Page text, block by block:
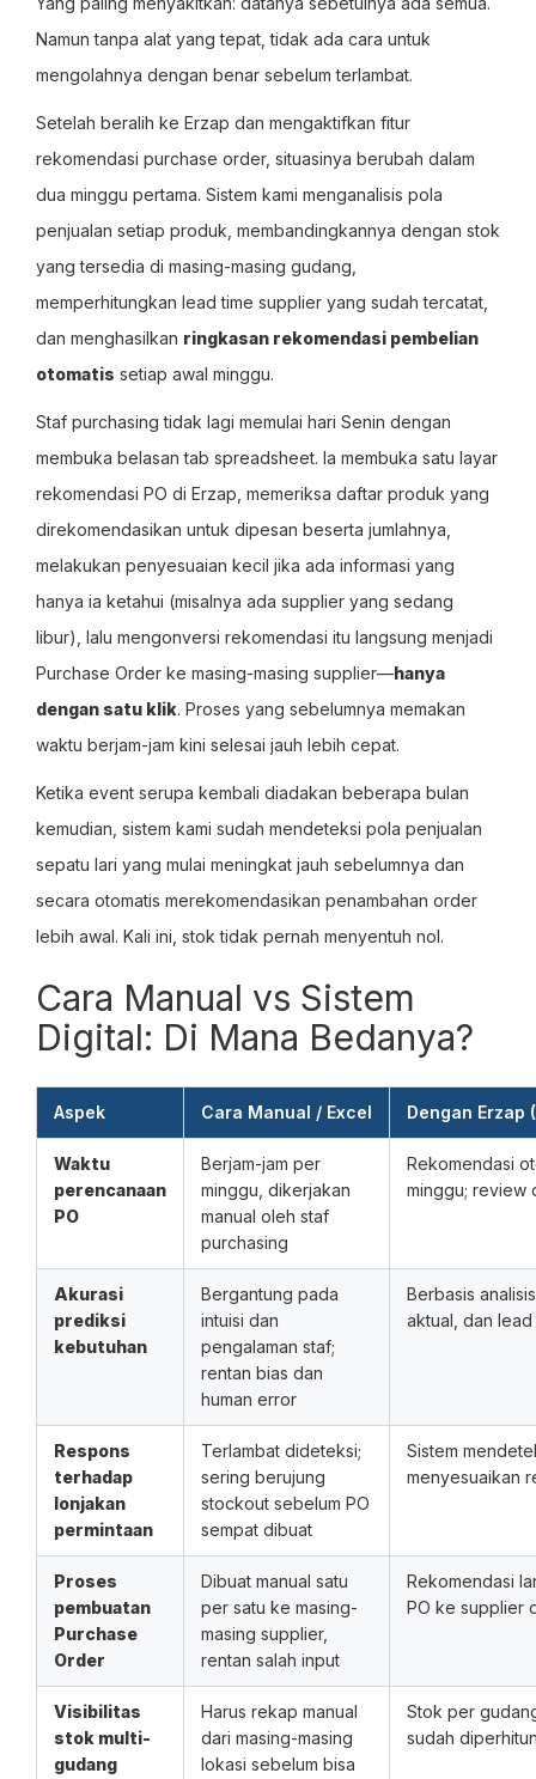
Namun tanpa alat yang tepat, tidak ada cara untuk
mengolahnya dengan benar sebelum terlambat.
Setelah beralih ke Erzap dan mengaktifkan fitur
rekomendasi purchase order, situasinya berubah dalam
dua minggu pertama. Sistem kami menganalisis pola
penjualan setiap produk, membandingkannya dengan stok
yang tersedia di masing-masing gudang,
memperhitungkan lead time supplier yang sudah tercatat,
dan menghasilkan ringkasan rekomendasi pembelian
otomatis setiap awal minggu.
Staf purchasing tidak lagi memulai hari Senin dengan
membuka belasan tab spreadsheet. Ia membuka satu layar
rekomendasi PO di Erzap, memeriksa daftar produk yang
direkomendasikan untuk dipesan beserta jumlahnya,
melakukan penyesuaian kecil jika ada informasi yang
hanya ia ketahui (misalnya ada supplier yang sedang
libur), lalu mengonversi rekomendasi itu langsung menjadi
Purchase Order ke masing-masing supplier—hanya
dengan satu klik. Proses yang sebelumnya memakan
waktu berjam-jam kini selesai jauh lebih cepat.
Ketika event serupa kembali diadakan beberapa bulan
kemudian, sistem kami sudah mendeteksi pola penjualan
sepatu lari yang mulai meningkat jauh sebelumnya dan
secara otomatis merekomendasikan penambahan order
lebih awal. Kali ini, stok tidak pernah menyentuh nol.
Cara Manual vs Sistem
Digital: Di Mana Bedanya?
Aspek Cara Manual / Excel Dengan Erzap
Waktu
perencanaan
PO
Berjam-jam per
minggu, dikerjakan
manual oleh staf
purchasing
Rekomendasi
minggu; review
Akurasi
prediksi
kebutuhan
Bergantung pada
intuisi dan
pengalaman staf;
rentan bias dan
human error
Berbasis
aktual, dan
Respons
terhadap
lonjakan
permintaan
Terlambat dideteksi;
sering berujung
stockout sebelum PO
sempat dibuat
Sistem
menyesuaikan
Proses
pembuatan
Purchase
Order
Dibuat manual satu
per satu ke masing-
masing supplier,
rentan salah input
Rekomendasi
PO ke supplier
Visibilitas
stok multi-
gudang
Harus rekap manual
dari masing-masing
lokasi sebelum bisa
Stok per
sudah